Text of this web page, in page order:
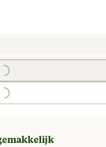
Loading...
Loading...